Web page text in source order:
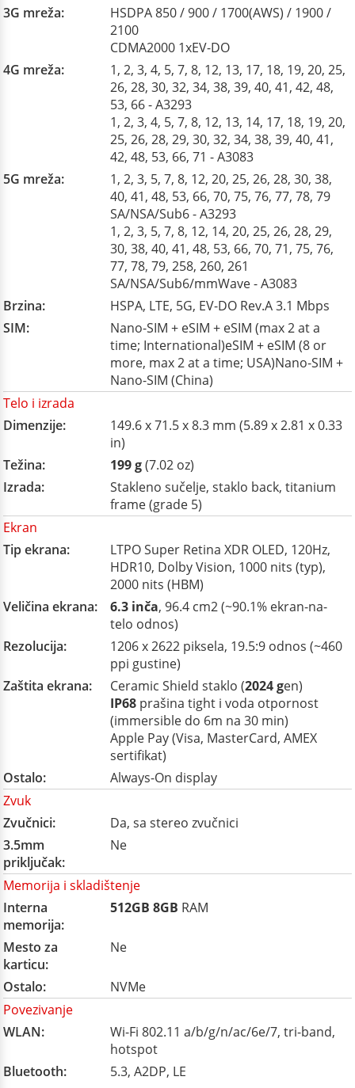
3G mreža:
HSDPA 850 / 900 / 1700(AWS) / 1900 /
2100
CDMA2000 1xEV-DO
4G mreža:
1, 2, 3, 4, 5, 7, 8, 12, 13, 17, 18, 19, 20, 25,
26, 28, 30, 32, 34, 38, 39, 40, 41, 42, 48,
53, 66 - A3293
1, 2, 3, 4, 5, 7, 8, 12, 13, 14, 17, 18, 19, 20,
25, 26, 28, 29, 30, 32, 34, 38, 39, 40, 41,
42, 48, 53, 66, 71 - A3083
5G mreža:
1, 2, 3, 5, 7, 8, 12, 20, 25, 26, 28, 30, 38,
40, 41, 48, 53, 66, 70, 75, 76, 77, 78, 79
SA/NSA/Sub6 - A3293
1, 2, 3, 5, 7, 8, 12, 14, 20, 25, 26, 28, 29,
30, 38, 40, 41, 48, 53, 66, 70, 71, 75, 76,
77, 78, 79, 258, 260, 261
SA/NSA/Sub6/mmWave - A3083
Brzina:
HSPA, LTE, 5G, EV-DO Rev.A 3.1 Mbps
SIM:
Nano-SIM + eSIM + eSIM (max 2 at a
time; International)eSIM + eSIM (8 or
more, max 2 at a time; USA)Nano-SIM +
Nano-SIM (China)
Telo i izrada
Dimenzije:
149.6 x 71.5 x 8.3 mm (5.89 x 2.81 x 0.33
in)
Težina:
199 g(7.02 oz)
Izrada:
Stakleno sučelje, staklo back, titanium
frame (grade 5)
Ekran
Tip ekrana:
LTPO Super Retina XDR OLED, 120Hz,
HDR10, Dolby Vision, 1000 nits (typ),
2000 nits (HBM)
Veličina ekrana:
6.3 inča, 96.4 cm2 (~90.1% ekran-na-
telo odnos)
Rezolucija:
1206 x 2622 piksela, 19.5:9 odnos (~460
ppi gustine)
Zaštita ekrana:
Ceramic Shield staklo (2024 gen)
IP68 prašina tight i voda otpornost
(immersible do 6m na 30 min)
Apple Pay (Visa, MasterCard, AMEX
sertifikat)
Ostalo:
Always-On display
Zvuk
Zvučnici:
Da, sa stereo zvučnici
3.5mm
priključak:
Ne
Memorija i skladištenje
Interna
memorija:
512GB 8GB RAM
Mesto za
karticu:
Ne
Ostalo:
NVMe
Povezivanje
WLAN:
Wi-Fi 802.11 a/b/g/n/ac/6e/7, tri-band,
hotspot
Bluetooth:
5.3, A2DP, LE